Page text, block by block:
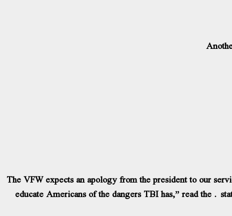
“The VFW expects an apology from the president to our
educate Americans of the dangers TBI has,” read the